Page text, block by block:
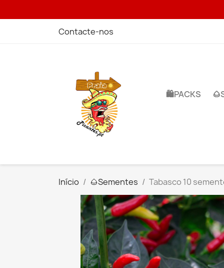
Contacte-nos
🛍️PACKS
Início 🌰​Sementes Tabasco 10